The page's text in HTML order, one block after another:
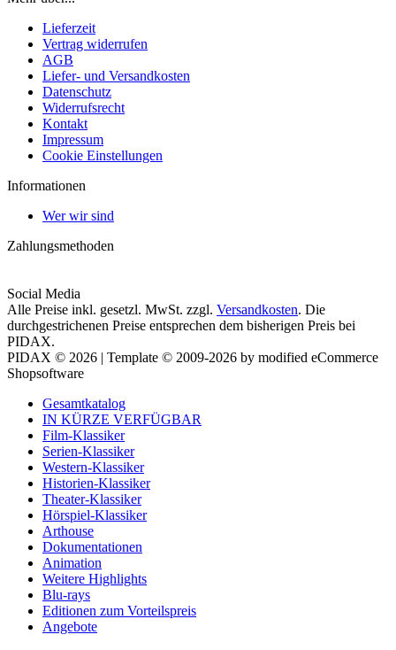
Lieferzeit
Vertrag widerrufen
AGB
Liefer- und Versandkosten
Datenschutz
Widerrufsrecht
Kontakt
Impressum
Cookie Einstellungen
Informationen
Wer wir sind
Zahlungsmethoden
Social Media
Alle Preise inkl. gesetzl. MwSt. zzgl. Versandkosten. Die
durchgestrichenen Preise entsprechen dem bisherigen Preis bei
PIDAX.
PIDAX © 2026 | Template © 2009-2026 by modified eCommerce
Shopsoftware
Gesamtkatalog
IN KÜRZE VERFÜGBAR
Film-Klassiker
Serien-Klassiker
Western-Klassiker
Historien-Klassiker
Theater-Klassiker
Hörspiel-Klassiker
Arthouse
Dokumentationen
Animation
Weitere Highlights
Blu-rays
Editionen zum Vorteilspreis
Angebote